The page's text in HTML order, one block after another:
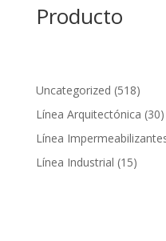
Producto
Uncategorized 518518
Línea Arquitectónica 3030
Línea
Línea Industrial 1515